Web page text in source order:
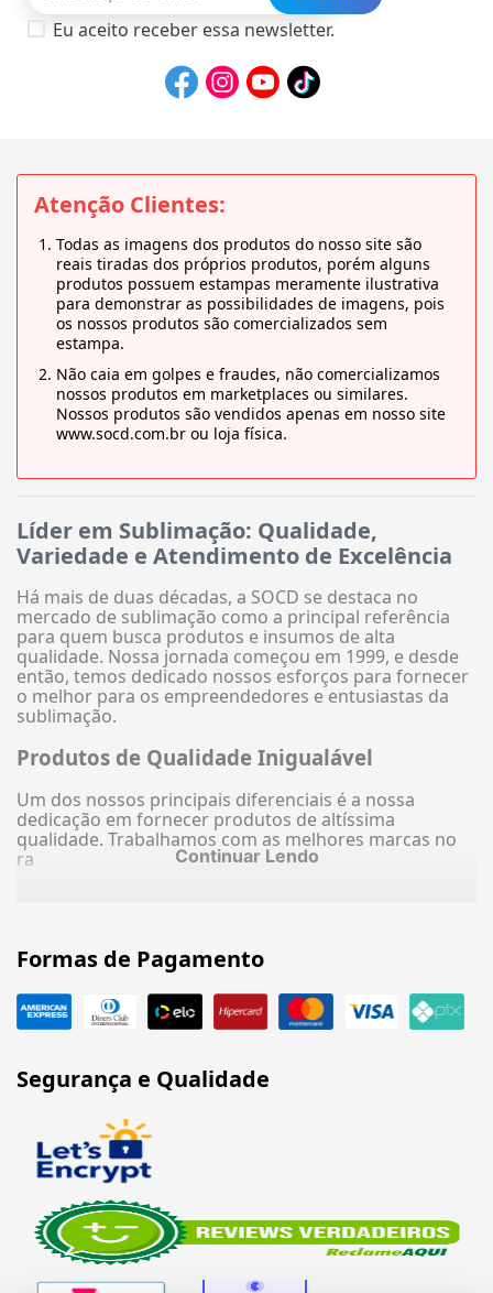
Eu aceito receber essa newsletter.
Atenção Clientes:
Todas as imagens dos produtos do nosso site são
reais tiradas dos próprios produtos, porém alguns
produtos possuem estampas meramente ilustrativa
para demonstrar as possibilidades de imagens, pois
os nossos produtos são comercializados sem
estampa.
Não caia em golpes e fraudes, não comercializamos
nossos produtos em marketplaces ou similares.
Nossos produtos são vendidos apenas em nosso site
www.socd.com.br ou loja física.
Líder em Sublimação: Qualidade,
Variedade e Atendimento de Excelência
Há mais de duas décadas, a SOCD se destaca no
mercado de sublimação como a principal referência
para quem busca produtos e insumos de alta
qualidade. Nossa jornada começou em 1999, e desde
então, temos dedicado nossos esforços para fornecer
o melhor para os empreendedores e entusiastas da
sublimação.
Produtos de Qualidade Inigualável
Um dos nossos principais diferenciais é a nossa
dedicação em fornecer produtos de altíssima
qualidade. Trabalhamos com as melhores marcas no
ra
Continuar Lendo
Formas de Pagamento
Segurança e Qualidade